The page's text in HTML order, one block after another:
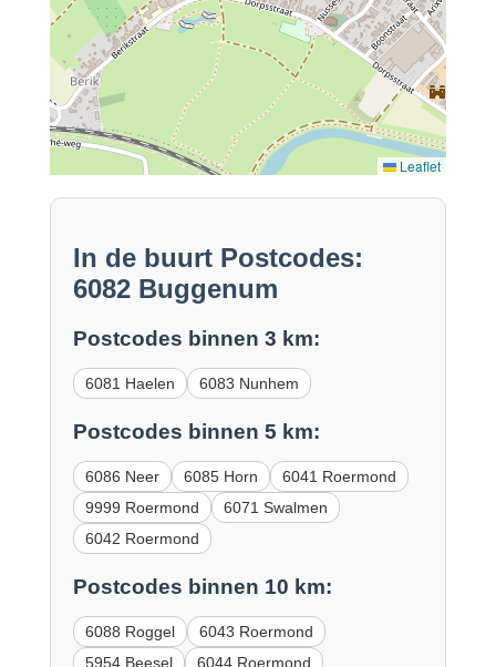
Leaflet
In de buurt Postcodes:
6082 Buggenum
Postcodes binnen 3 km:
6081 Haelen 6083 Nunhem
Postcodes binnen 5 km:
6086 Neer 6085 Horn
6041 Roermond
9999 Roermond
6071 Swalmen
6042 Roermond
Postcodes binnen 10 km:
6088 Roggel
6043 Roermond
5954 Beesel
6044 Roermond